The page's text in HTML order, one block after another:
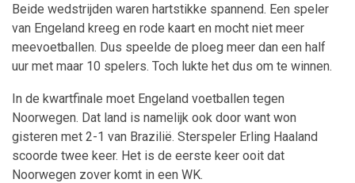
Beide wedstrijden waren hartstikke spannend. Een speler
van Engeland kreeg en rode kaart en mocht niet meer
meevoetballen. Dus speelde de ploeg meer dan een half
uur met maar 10 spelers. Toch lukte het dus om te winnen.
In de kwartfinale moet Engeland voetballen tegen
Noorwegen. Dat land is namelijk ook door want won
gisteren met 2-1 van Brazilië. Sterspeler Erling Haaland
scoorde twee keer. Het is de eerste keer ooit dat
Noorwegen zover komt in een WK.